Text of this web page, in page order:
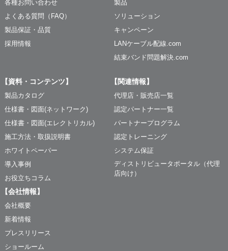
各種お問い合わせ
よくある質問（FAQ）
製品保証・品質
採用情報
製品
ソリューション
キャンペーン
LANケーブル配線.com
結束バンド問題解決.com
【資料・コンテンツ】
製品カタログ
仕様書・図面(ネットワーク)
仕様書・図面(エレクトリカル)
施工方法・取扱説明書
ホワイトペーパー
導入事例
お役立ちコラム
【関連情報】
代理店・販売店一覧
認定パートナー一覧
パートナープログラム
認定トレーニング
システム保証
ディストリビュータポータル（代理
店向け）
【会社情報】
会社概要
新着情報
プレスリリース
ショールーム